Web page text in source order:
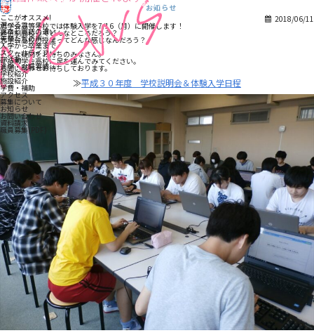
学校法人志学会学院
志学会高等学校
ここがオススメ!
選べるコース
高卒と高認の違い
先輩たちの声
入学から卒業まで
スクールライフ
部活動
進学・就職実績
学校紹介
施設紹介
学費・補助
アクセス
募集について
お知らせ
お問い合わせ
資料請求
職員募集(PDF)
お知らせ
2018/06/11
志学会高等学校では体験入学を7/16（月）に開催します！
通信制高校ってどんなところだろう？
志学会高校の授業ってどんな感じなんだろう？
そんな疑問をお持ちのみなさん。
ぜひ志学会高校に足を運んでみてください。
お問い合わせお待ちしております。
≫平成３０年度 学校説明会＆体験入学日程
前の記事
次の記事